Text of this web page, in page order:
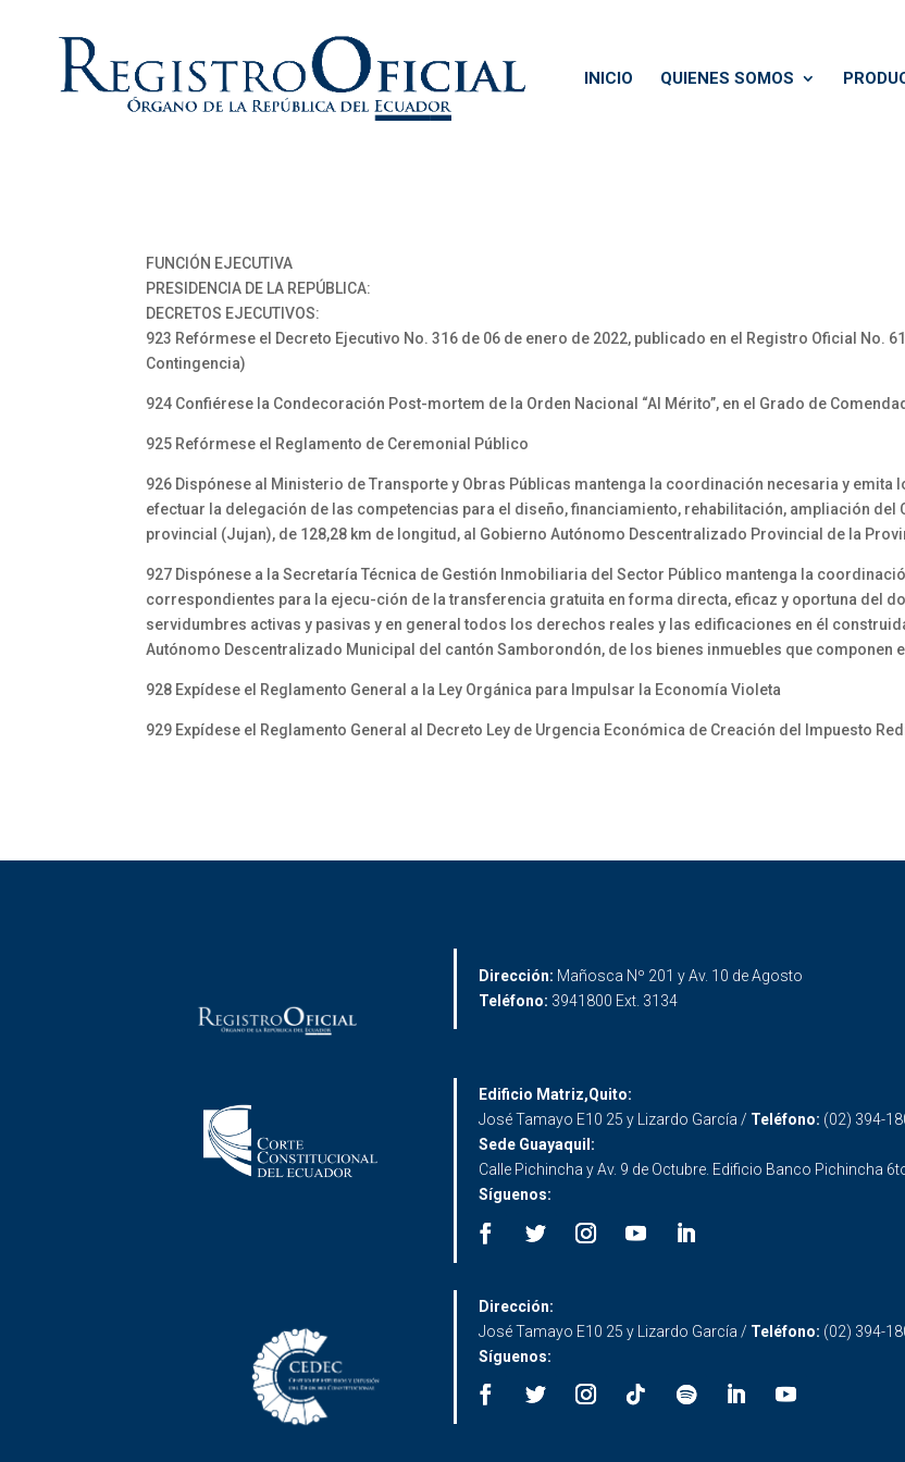
INICIO QUIENES SOMOS
FUNCIÓN EJECUTIVA
PRESIDENCIA DE LA REPÚBLICA:
DECRETOS EJECUTIVOS:
923 Refórmese el Decreto Ejecutivo No. 316 de 06 de enero de 2022, publicado en el Registro Oficial No.
Contingencia)
924 Confiérese la Condecoración Post-mortem de la Orden Nacional “Al Mérito”, en el Grado de
925 Refórmese el Reglamento de Ceremonial Público
926 Dispónese al Ministerio de Transporte y Obras Públicas mantenga la coordinación necesaria y
efectuar la delegación de las competencias para el diseño, financiamiento, rehabilitación, ampliación del
provincial (Jujan), de 128,28 km de longitud, al Gobierno Autónomo Descentralizado Provincial de la
927 Dispónese a la Secretaría Técnica de Gestión Inmobiliaria del Sector Público mantenga la
correspondientes para la ejecu-ción de la transferencia gratuita en forma directa, eficaz y oportuna del
servidumbres activas y pasivas y en general todos los derechos reales y las edificaciones en él
Autónomo Descentralizado Municipal del cantón Samborondón, de los bienes inmuebles que componen
928 Expídese el Reglamento General a la Ley Orgánica para Impulsar la Economía Violeta
929 Expídese el Reglamento General al Decreto Ley de Urgencia Económica de Creación del Impuesto
Dirección: Mañosca Nº 201 y Av. 10 de Agosto
Teléfono: 3941800 Ext. 3134
Edificio Matriz,Quito:
José Tamayo E10 25 y Lizardo García / Teléfono: (02) 394-
Sede Guayaquil:
Calle Pichincha y Av. 9 de Octubre. Edificio Banco Pichincha
Síguenos:
Dirección:
José Tamayo E10 25 y Lizardo García / Teléfono: (02) 394-
Síguenos: